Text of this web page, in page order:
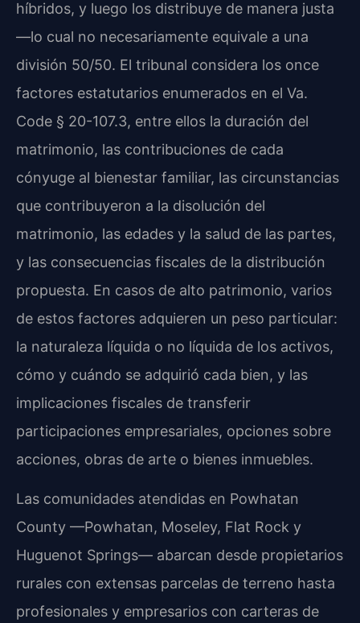
híbridos, y luego los distribuye de manera justa
—lo cual no necesariamente equivale a una
división 50/50. El tribunal considera los once
factores estatutarios enumerados en el Va.
Code § 20-107.3, entre ellos la duración del
matrimonio, las contribuciones de cada
cónyuge al bienestar familiar, las circunstancias
que contribuyeron a la disolución del
matrimonio, las edades y la salud de las partes,
y las consecuencias fiscales de la distribución
propuesta. En casos de alto patrimonio, varios
de estos factores adquieren un peso particular:
la naturaleza líquida o no líquida de los activos,
cómo y cuándo se adquirió cada bien, y las
implicaciones fiscales de transferir
participaciones empresariales, opciones sobre
acciones, obras de arte o bienes inmuebles.
Las comunidades atendidas en Powhatan
County —Powhatan, Moseley, Flat Rock y
Huguenot Springs— abarcan desde propietarios
rurales con extensas parcelas de terreno hasta
profesionales y empresarios con carteras de